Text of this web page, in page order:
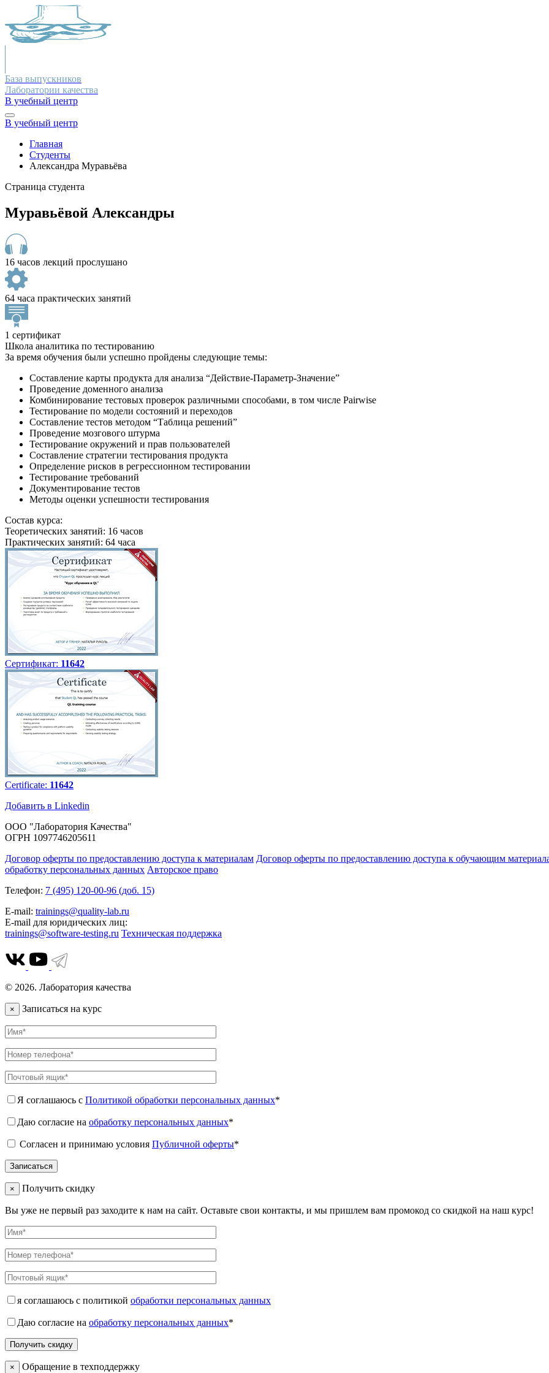
База выпускников
Лаборатории качества
В учебный центр
В учебный центр
Главная
Студенты
Александра Муравьёва
Страница студента
Муравьёвой Александры
16 часов лекций прослушано
64 часа практических занятий
1 сертификат
Школа аналитика по тестированию
За время обучения были успешно пройдены следующие темы:
Составление карты продукта для анализа “Действие-Параметр-Значение”
Проведение доменного анализа
Комбинирование тестовых проверок различными способами, в том числе Pairwise
Тестирование по модели состояний и переходов
Составление тестов методом “Таблица решений”
Проведение мозгового штурма
Тестирование окружений и прав пользователей
Составление стратегии тестирования продукта
Определение рисков в регрессионном тестировании
Тестирование требований
Документирование тестов
Методы оценки успешности тестирования
Состав курса:
Теоретических занятий: 16 часов
Практических занятий: 64 часа
Сертификат: 11642
Certificate: 11642
Добавить в Linkedin
ООО "Лаборатория Качества"
ОГРН 1097746205611
Договор оферты по предоставлению доступа к материалам Договор оферты по предоставлению доступа к обучающим
обработку персональных данных Авторское право
Телефон: 7 (495) 120-00-96 (доб. 15)
E-mail: trainings@quality-lab.ru
E-mail для юридических лиц:
trainings@software-testing.ru Техническая поддержка
© 2026. Лаборатория качества
× Записаться на курс
Я соглашаюсь с Политикой обработки персональных данных*
Даю согласие на обработку персональных данных*
Согласен и принимаю условия Публичной оферты*
× Получить скидку
Вы уже не первый раз заходите к нам на сайт. Оставьте свои контакты, и мы пришлем вам промокод со скидкой на наш курс!
я соглашаюсь с политикой обработки персональных данных
Даю согласие на обработку персональных данных*
× Обращение в техподдержку